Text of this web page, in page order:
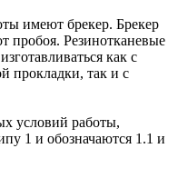
имеют брекер. Брекер
пробоя. Резинотканевые
как с
прокладки, так и с
условий работы,
1 и обозначаются 1.1 и